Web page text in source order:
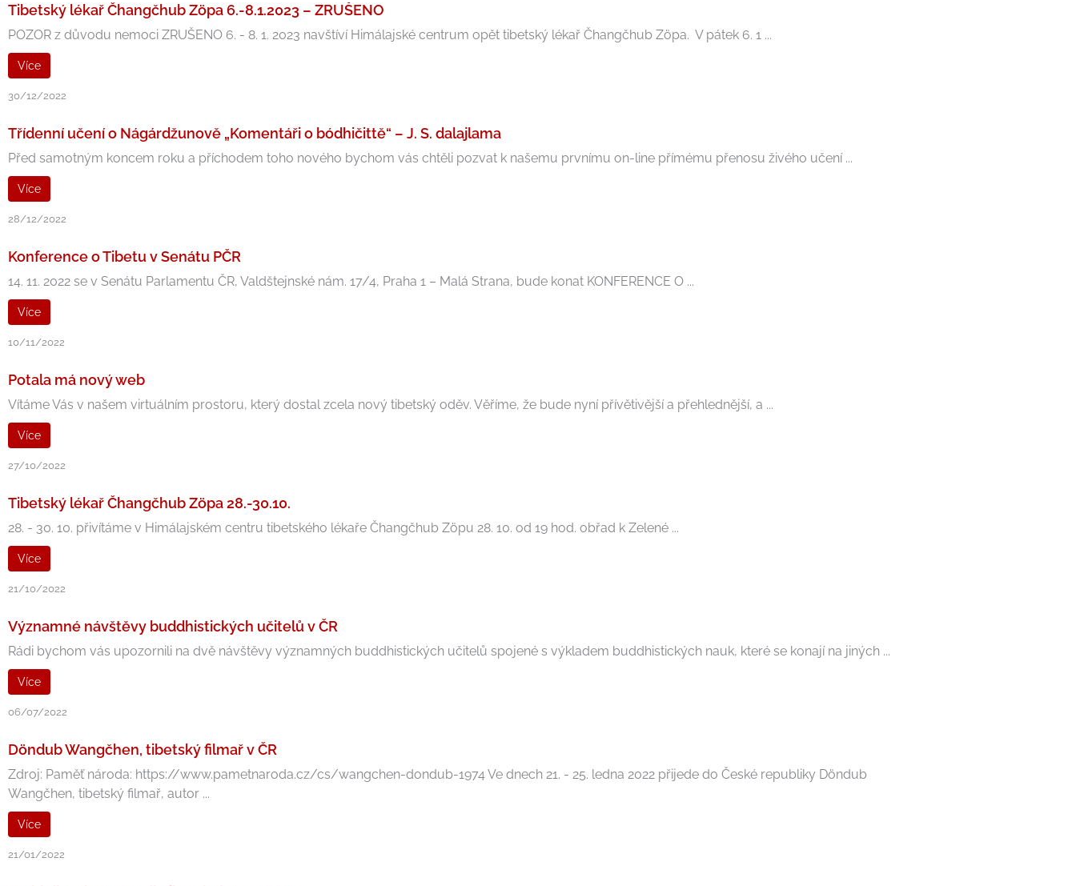
Tibetský lékař Čhangčhub Zöpa 6.-8.1.2023 – ZRUŠENO
POZOR z důvodu nemoci ZRUŠENO 6. - 8. 1. 2023 navštíví Himálajské centrum opět tibetský lékař Čhangčhub Zöpa. V pátek 6. 1 ...
Více
30/12/2022
Třídenní učení o Nágárdžunově „Komentáři o bódhičittě“ – J. S. dalajlama
Před samotným koncem roku a příchodem toho nového bychom vás chtěli pozvat k našemu prvnímu on-line přímému přenosu živého učení ...
Více
28/12/2022
Konference o Tibetu v Senátu PČR
14. 11. 2022 se v Senátu Parlamentu ČR, Valdštejnské nám. 17/4, Praha 1 – Malá Strana, bude konat KONFERENCE O ...
Více
10/11/2022
Potala má nový web
Vítáme Vás v našem virtuálním prostoru, který dostal zcela nový tibetský oděv. Věříme, že bude nyní přívětivější a přehlednější, a ...
Více
27/10/2022
Tibetský lékař Čhangčhub Zöpa 28.-30.10.
28. - 30. 10. přivítáme v Himálajském centru tibetského lékaře Čhangčhub Zöpu 28. 10. od 19 hod. obřad k Zelené ...
Více
21/10/2022
Významné návštěvy buddhistických učitelů v ČR
Rádi bychom vás upozornili na dvě návštěvy významných buddhistických učitelů spojené s výkladem buddhistických nauk, které se konají na jiných ...
Více
06/07/2022
Döndub Wangčhen, tibetský filmař v ČR
Zdroj: Paměť národa: https://www.pametnaroda.cz/cs/wangchen-dondub-1974 Ve dnech 21. - 25. ledna 2022 přijede do České republiky Döndub
Wangčhen, tibetský filmař, autor ...
Více
21/01/2022